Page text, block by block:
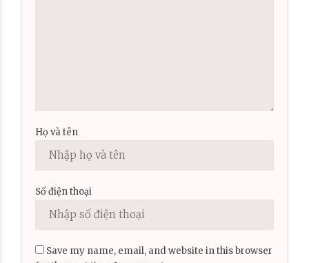
Họ và tên
Số điện thoại
Save my name, email, and website in this browser